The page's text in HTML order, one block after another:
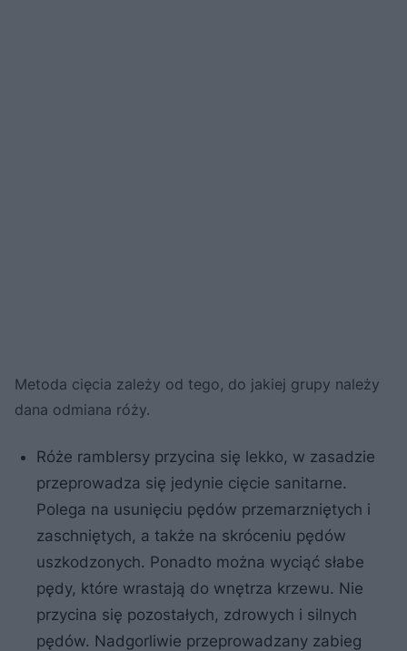
Metoda cięcia zależy od tego, do jakiej grupy należy
dana odmiana róży.
Róże ramblersy przycina się lekko, w zasadzie
przeprowadza się jedynie cięcie sanitarne.
Polega na usunięciu pędów przemarzniętych i
zaschniętych, a także na skróceniu pędów
uszkodzonych. Ponadto można wyciąć słabe
pędy, które wrastają do wnętrza krzewu. Nie
przycina się pozostałych, zdrowych i silnych
pędów. Nadgorliwie przeprowadzany zabieg